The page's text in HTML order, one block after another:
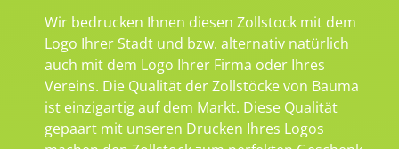
Wir bedrucken Ihnen diesen Zollstock mit dem
Logo Ihrer Stadt und bzw. alternativ natürlich
auch mit dem Logo Ihrer Firma oder Ihres
Vereins. Die Qualität der Zollstöcke von Bauma
ist einzigartig auf dem Markt. Diese Qualität
gepaart mit unseren Drucken Ihres Logos